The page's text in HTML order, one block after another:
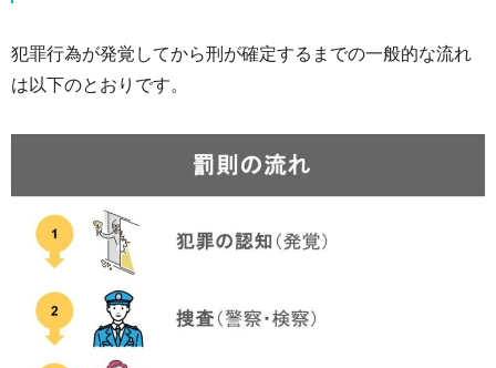
犯罪行為が発覚してから刑が確定するまでの一般的な流れ
は以下のとおりです。